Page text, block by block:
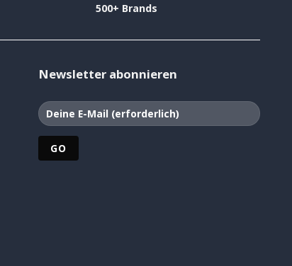
500+ Brands
Newsletter abonnieren